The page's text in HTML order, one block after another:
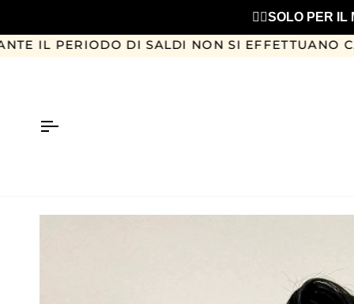
❤️‍🔥SOLO PER
contenutoDI SALDI NON SI EFFETTUANO CAMBI O